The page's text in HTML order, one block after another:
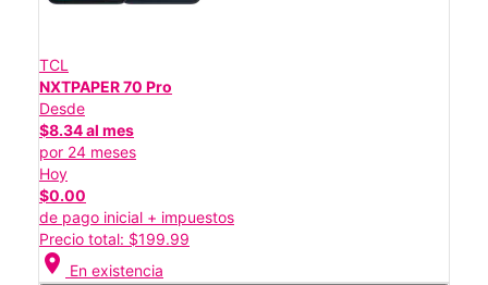
TCL
NXTPAPER 70 Pro
Desde
$8.34 al mes
por 24 meses
Hoy
$0.00
de pago inicial + impuestos
Precio total: $199.99
location_on En existencia